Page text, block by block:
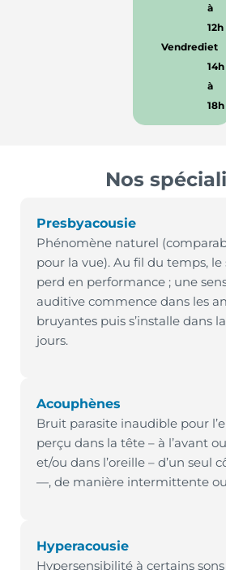
Vendredi
à
12h
et
14h
à
18h
Nos
Presbyacousie
Phénomène naturel
pour la vue). Au fil du temps,
perd en performance ; une
auditive commence dans les
bruyantes puis s’installe dans
jours.
Acouphènes
Bruit parasite inaudible pour
perçu dans la tête – à l’avant
et/ou dans l’oreille – d’un seul
—, de manière intermittente
Hyperacousie
Hypersensibilité à certains